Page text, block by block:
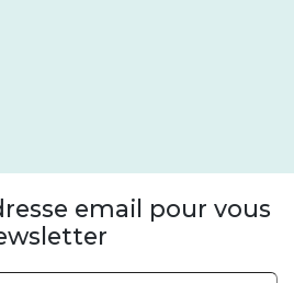
email pour vous